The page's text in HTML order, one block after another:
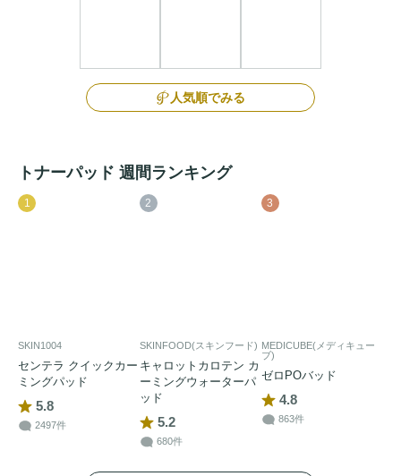
人気順でみる
トナーパッド 週間ランキング
1
SKIN1004
センテラ クイックカー
ミングパッド
5.8
2497件
2
SKINFOOD(スキンフード)
キャロットカロテン カ
ーミングウォーターパ
ッド
5.2
680件
3
MEDICUBE(メディキュー
ブ)
ゼロPOバッド
4.8
863件